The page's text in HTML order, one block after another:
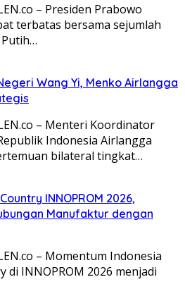
– Presiden Prabowo
terbatas bersama sejumlah
Wang Yi, Menko Airlangga
– Menteri Koordinator
Indonesia Airlangga
bilateral tingkat…
INNOPROM 2026,
Manufaktur dengan
– Momentum Indonesia
di INNOPROM 2026 menjadi